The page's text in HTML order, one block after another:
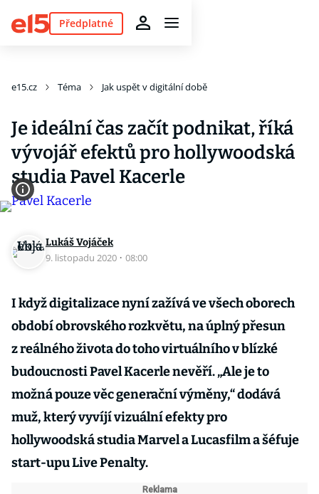
Předplatné
e15.cz Téma Jak uspět v digitální době
Je ideální čas začít podnikat, říká
vývojář efektů pro hollywoodská
studia Pavel Kacerle
Lukáš Vojáček
9. listopadu 2020 · 08:00
I když digitalizace nyní zažívá ve všech oborech
období obrovského rozkvětu, na úplný přesun
z reálného života do toho virtuálního v blízké
budoucnosti Pavel Kacerle nevěří. „Ale je to
možná pouze věc generační výměny,“ dodává
muž, který vyvíjí vizuální efekty pro
hollywoodská studia Marvel a Lucasfilm a šéfuje
start-upu Live Penalty.